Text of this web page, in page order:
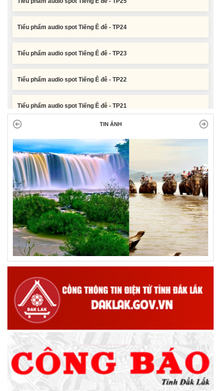
Tiểu phẩm audio spot Tiếng Ê đê - TP24
Tiểu phẩm audio spot Tiếng Ê đê - TP23
Tiểu phẩm audio spot Tiếng Ê đê - TP22
Tiểu phẩm audio spot Tiếng Ê đê - TP21
TIN ẢNH